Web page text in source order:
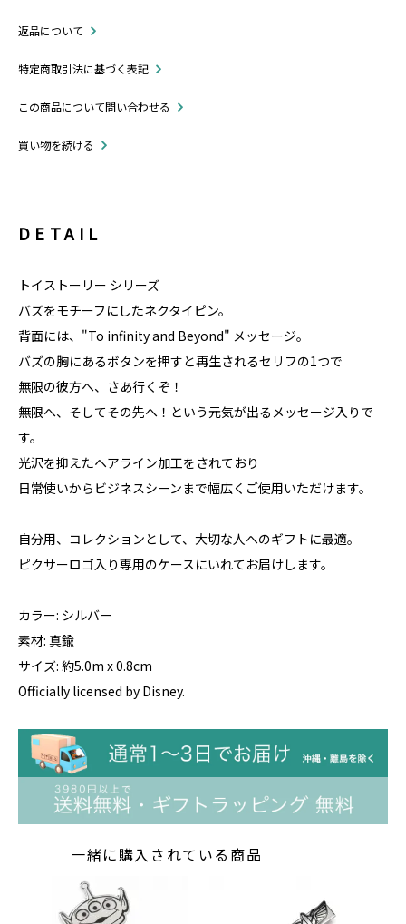
返品について
特定商取引法に基づく表記
この商品について問い合わせる
買い物を続ける
DETAIL
トイストーリー シリーズ
バズをモチーフにしたネクタイピン。
背面には、"To infinity and Beyond" メッセージ。
バズの胸にあるボタンを押すと再生されるセリフの1つで
無限の彼方へ、さあ行くぞ！
無限へ、そしてその先へ！という元気が出るメッセージ入りで
す。
光沢を抑えたヘアライン加工をされており
日常使いからビジネスシーンまで幅広くご使用いただけます。
自分用、コレクションとして、大切な人へのギフトに最適。
ピクサーロゴ入り専用のケースにいれてお届けします。
カラー: シルバー
素材: 真鍮
サイズ: 約5.0m x 0.8cm
Officially licensed by Disney.
一緒に購入されている商品